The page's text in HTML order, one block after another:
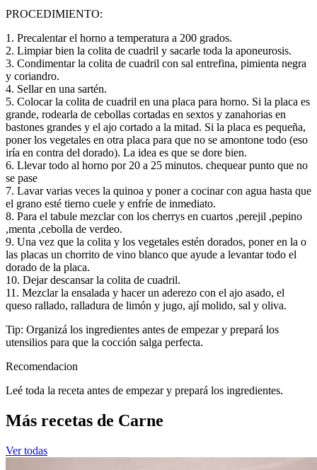
PROCEDIMIENTO:
1. Precalentar el horno a temperatura a 200 grados.
2. Limpiar bien la colita de cuadril y sacarle toda la aponeurosis.
3. Condimentar la colita de cuadril con sal entrefina, pimienta negra
y coriandro.
4. Sellar en una sartén.
5. Colocar la colita de cuadril en una placa para horno. Si la placa es
grande, rodearla de cebollas cortadas en sextos y zanahorias en
bastones grandes y el ajo cortado a la mitad. Si la placa es pequeña,
poner los vegetales en otra placa para que no se amontone todo (eso
iría en contra del dorado). La idea es que se dore bien.
6. Llevar todo al horno por 20 a 25 minutos. chequear punto que no
se pase
7. Lavar varias veces la quinoa y poner a cocinar con agua hasta que
el grano esté tierno cuele y enfríe de inmediato.
8. Para el tabule mezclar con los cherrys en cuartos ,perejil ,pepino
,menta ,cebolla de verdeo.
9. Una vez que la colita y los vegetales estén dorados, poner en la o
las placas un chorrito de vino blanco que ayude a levantar todo el
dorado de la placa.
10. Dejar descansar la colita de cuadril.
11. Mezclar la ensalada y hacer un aderezo con el ajo asado, el
queso rallado, ralladura de limón y jugo, ají molido, sal y oliva.
Tip: Organizá los ingredientes antes de empezar y prepará los
utensilios para que la cocción salga perfecta.
Recomendacion
Leé toda la receta antes de empezar y prepará los ingredientes.
Más recetas de Carne
Ver todas